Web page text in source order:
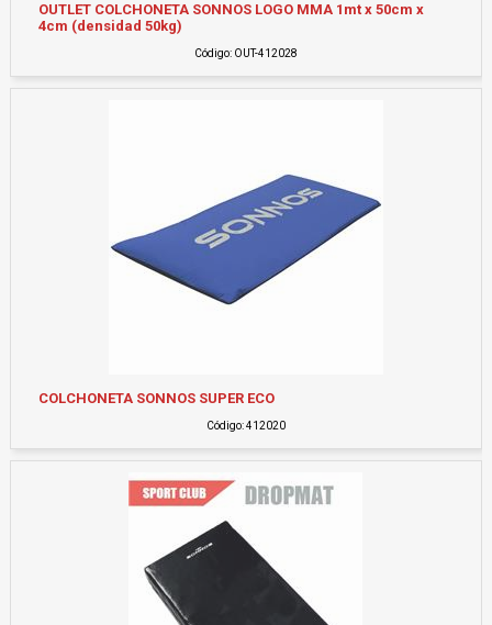
OUTLET COLCHONETA SONNOS LOGO MMA 1mt x 50cm x
4cm (densidad 50kg)
Código: OUT-412028
COLCHONETA SONNOS SUPER ECO
Código: 412020